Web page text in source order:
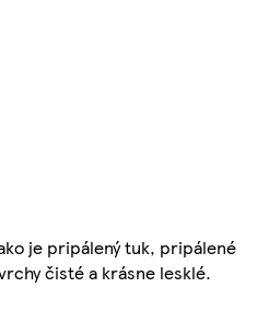
je pripálený tuk, pripálené
čisté a krásne lesklé.